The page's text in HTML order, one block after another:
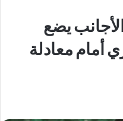
يضع
أمام معادلة